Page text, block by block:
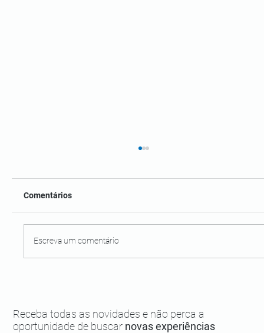
Comentários
Escreva um comentário
Receba todas as novidades e não perca a
oportunidade de buscar novas experiências